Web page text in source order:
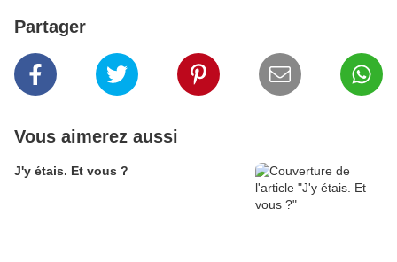
Partager
Vous aimerez aussi
J'y étais. Et vous ?